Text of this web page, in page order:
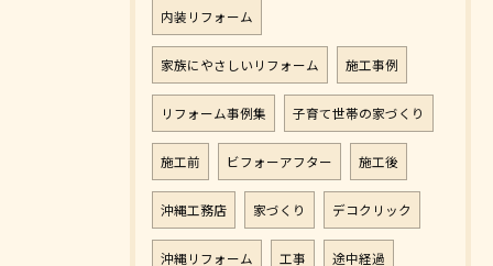
内装リフォーム
家族にやさしいリフォーム 施工事例
リフォーム事例集 子育て世帯の家づくり
施工前 ビフォーアフター 施工後
沖縄工務店 家づくり デコクリック
沖縄リフォーム 工事 途中経過